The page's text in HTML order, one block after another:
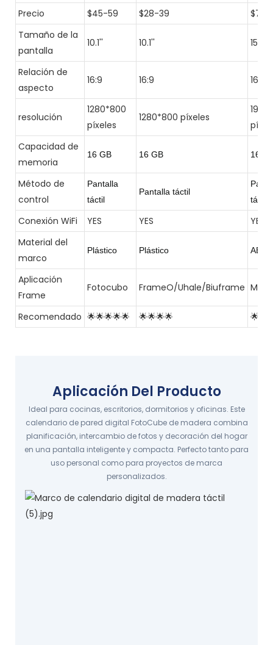
Precio $45-59 $28-39
$79-
Tamaño de la
pantalla
10.1'' 10.1'' 15.6''
Relación de
aspecto
16:9 16:9 16:9
resolución
1280*800
píxeles
1280*800 píxeles
Capacidad de
memoria
16 GB 16 GB 16GB
Método de
control
Pantalla
táctil
Pantalla táctil
táctil
Conexión WiFi YES YES
YES
Material del
marco
Plástico Plástico ABS
Aplicación
Frame
Fotocubo FrameO/Uhale/Biuframe
Recomendado 🌟🌟🌟🌟🌟 🌟🌟🌟🌟
Aplicación Del Producto
Ideal para cocinas, escritorios, dormitorios y oficinas. Este
calendario de pared digital FotoCube de madera combina
planificación, intercambio de fotos y decoración del hogar
en una pantalla inteligente y compacta. Perfecto tanto para
uso personal como para proyectos de marca
personalizados.